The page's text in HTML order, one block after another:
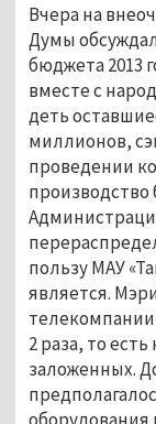
Вчера на
Думы
бюджета 2013
вместе с
деть
миллионов,
проведении
производство
пользу МАУ
является.
2 раза, то
заложенных.